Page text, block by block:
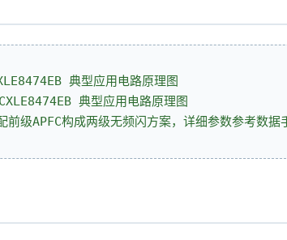
典型应用电路原理图
前级APFC构成两级无频闪方案，详细参数参考数据